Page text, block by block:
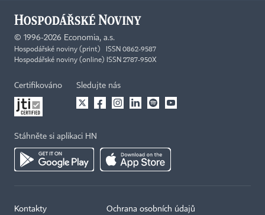
© 1996-2026 Economia, a.s.
Hospodářské noviny (print) ISSN 0862-9587
Hospodářské noviny (online) ISSN 2787-950X
Certifikováno Sledujte nás
Stáhněte si aplikaci HN
Kontakty Ochrana osobních údajů